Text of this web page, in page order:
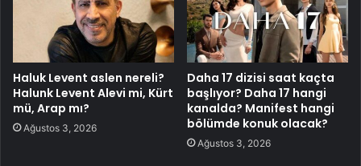
Haluk Levent aslen nereli?
Halunk Levent Alevi mi, Kürt
mü, Arap mı?
Ağustos 3, 2026
Daha 17 dizisi saat kaçta
başlıyor? Daha 17 hangi
kanalda? Manifest hangi
bölümde konuk olacak?
Ağustos 3, 2026